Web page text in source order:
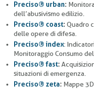
Preciso® urban:
dell’abusivismo edilizio.
Preciso® coast: Quadro
delle opere di difesa.
Preciso® index:
Monitoraggio Consumo del
Preciso® fast:
situazioni di emergenza.
Preciso® zeta: Mappe